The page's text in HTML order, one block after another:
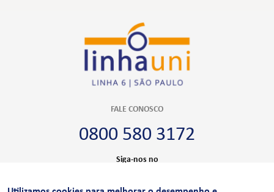
FALE CONOSCO
0800 580 3172
Siga-nos no